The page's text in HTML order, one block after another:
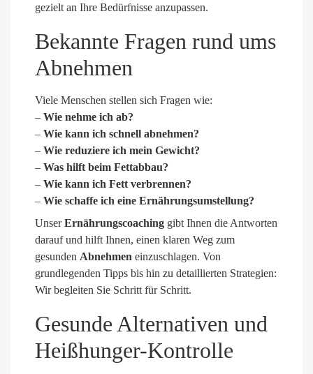
gezielt an Ihre Bedürfnisse anzupassen.
Bekannte Fragen rund ums
Abnehmen
Viele Menschen stellen sich Fragen wie:
– Wie nehme ich ab?
– Wie kann ich schnell abnehmen?
– Wie reduziere ich mein Gewicht?
– Was hilft beim Fettabbau?
– Wie kann ich Fett verbrennen?
– Wie schaffe ich eine Ernährungsumstellung?
UnserErnährungscoaching gibt Ihnen die Antworten
darauf und hilft Ihnen, einen klaren Weg zum
gesunden Abnehmen einzuschlagen. Von
grundlegenden Tipps bis hin zu detaillierten Strategien:
Wir begleiten Sie Schritt für Schritt.
Gesunde Alternativen und
Heißhunger-Kontrolle